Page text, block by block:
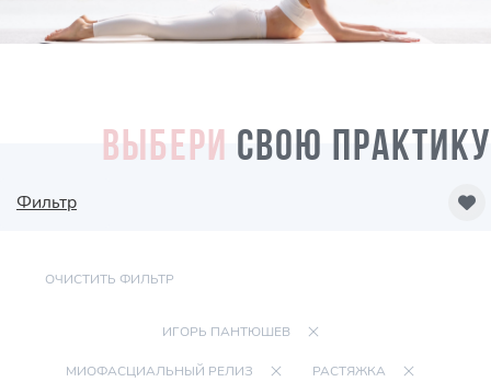
ВЫБЕРИ СВОЮ ПРАКТИКУ
Фильтр
ОЧИСТИТЬ ФИЛЬТР
ИГОРЬ ПАНТЮШЕВ
МИОФАСЦИАЛЬНЫЙ РЕЛИЗ РАСТЯЖКА